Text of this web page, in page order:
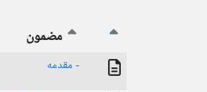
مضمون
- مقدمه